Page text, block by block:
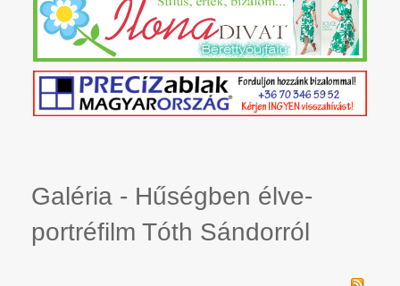
Galéria - Hűségben élve-
portréfilm Tóth Sándorról